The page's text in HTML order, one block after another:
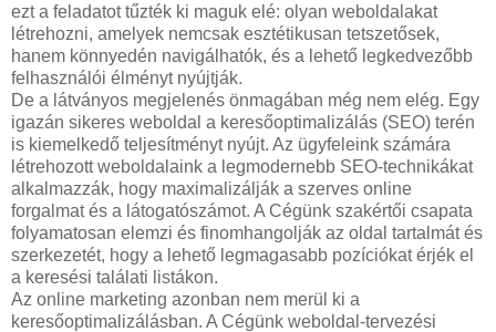
ezt a feladatot tűzték ki maguk elé: olyan weboldalakat
létrehozni, amelyek nemcsak esztétikusan tetszetősek,
hanem könnyedén navigálhatók, és a lehető legkedvezőbb
felhasználói élményt nyújtják.
De a látványos megjelenés önmagában még nem elég. Egy
igazán sikeres weboldal a keresőoptimalizálás (SEO) terén
is kiemelkedő teljesítményt nyújt. Az ügyfeleink számára
létrehozott weboldalaink a legmodernebb SEO-technikákat
alkalmazzák, hogy maximalizálják a szerves online
forgalmat és a látogatószámot. A Cégünk szakértői csapata
folyamatosan elemzi és finomhangolják az oldal tartalmát és
szerkezetét, hogy a lehető legmagasabb pozíciókat érjék el
a keresési találati listákon.
Az online marketing azonban nem merül ki a
keresőoptimalizálásban. A Cégünk weboldal-tervezési